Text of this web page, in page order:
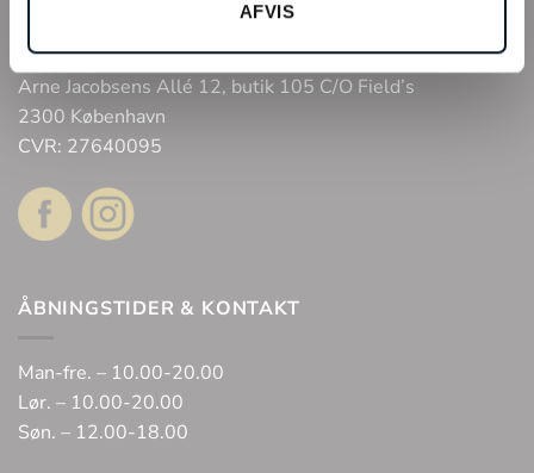
AFVIS
Bonell’s Smykker & Ure Fields
Arne Jacobsens Allé 12, butik 105 C/O Field’s
2300 København
CVR: 27640095
ÅBNINGSTIDER & KONTAKT
Man-fre. – 10.00-20.00
Lør. – 10.00-20.00
Søn. – 12.00-18.00